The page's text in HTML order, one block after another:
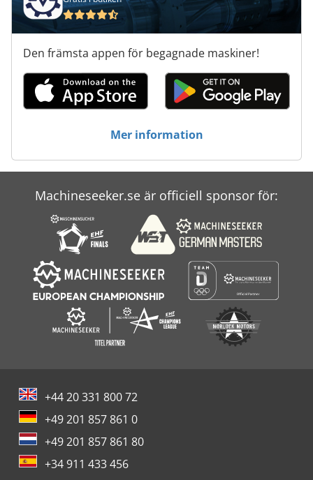
Den främsta appen för begagnade maskiner!
Mer information
Machineseeker.se är officiell sponsor för:
+44 20 331 800 72
+49 201 857 861 0
+49 201 857 861 80
+34 911 433 456